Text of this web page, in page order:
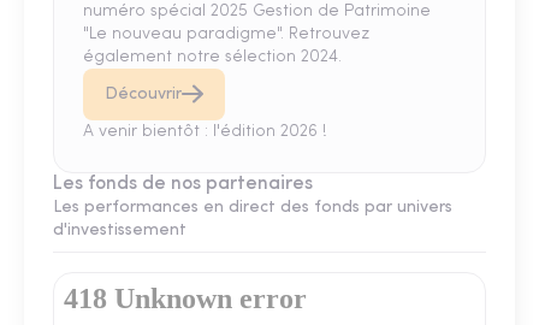
numéro spécial 2025 Gestion de Patrimoine
"Le nouveau paradigme". Retrouvez
également notre sélection 2024.
Découvrir
A venir bientôt : l'édition 2026 !
Les fonds de nos partenaires
Les performances en direct des fonds par univers
d'investissement